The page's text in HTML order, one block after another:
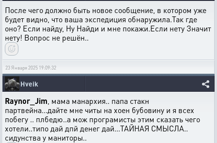
После чего должно быть новое сообщение, в котором уже
будет видно, что ваша экспедиция обнаружила.Так где
оно? Если найду, Ну Найди и мне покажи.Если нету Значит
нету! Вопрос не решён..
23 Января 2025 19:09:32
Hveik
Raynor_Jim , мама манархия.. папа стакн
партвейна...дайте мне читы на хоен бубовину и я всех
побегу .. плбедю..а мож програмисты этим сказать чего
хотели..типо дай дпй денег дай...ТАЙНАЯ СМЫСЛА..
сидунства у маниторы..